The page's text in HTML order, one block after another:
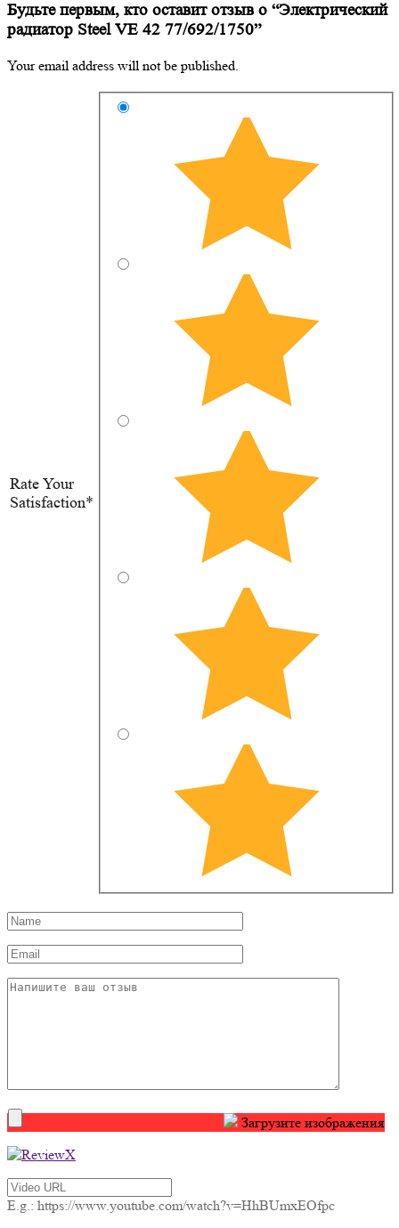
Будьте первым, кто оставит отзыв о “Электрический
радиатор Steel VE 42 77/692/1750”
Your email address will not be published.
Rate Your
Satisfaction*
Загрузите изображения
E.g.: https://www.youtube.com/watch?v=HhBUmxEOfpc